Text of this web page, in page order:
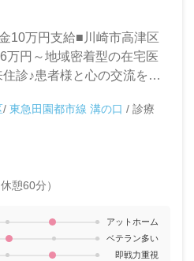
10万円支給■川崎市高津区
万円～地域密着型の在宅医
診♪患者様と心の交流を大
/ 東急田園都市線 溝の口 / 診療
憩60分）
アットホーム
ベテラン多い
即戦力重視